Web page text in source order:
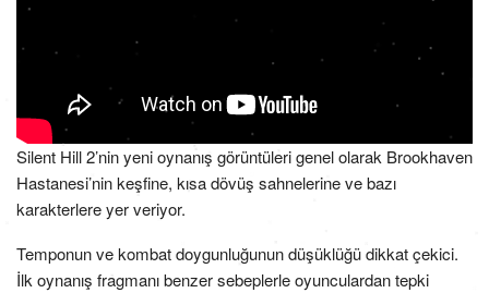
Silent Hill 2’nin yeni oynanış görüntüleri genel olarak Brookhaven
Hastanesi’nin keşfine, kısa dövüş sahnelerine ve bazı
karakterlere yer veriyor.
Temponun ve kombat doygunluğunun düşüklüğü dikkat çekici.
İlk oynanış fragmanı benzer sebeplerle oyunculardan tepki